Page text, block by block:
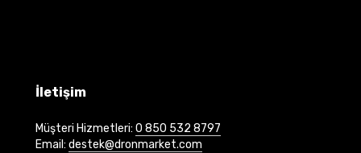
İletişim
Müşteri Hizmetleri: 0 850 532 8797
Email: destek@dronmarket.com